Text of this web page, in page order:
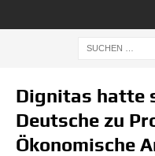
Dignitas hatte
Deutsche zu
Ökonomische